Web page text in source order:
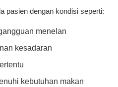
pasien dengan kondisi seperti:
menelan
kesadaran
kebutuhan makan